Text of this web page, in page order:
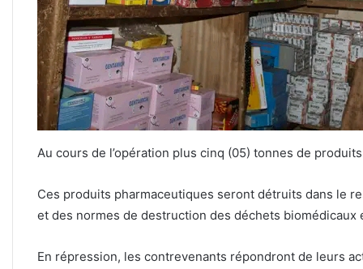
Au cours de l’opération plus cinq (05) tonnes de
Ces produits pharmaceutiques seront détruits dans le
et des normes de destruction des déchets biomédicaux
En répression, les contrevenants répondront de leurs